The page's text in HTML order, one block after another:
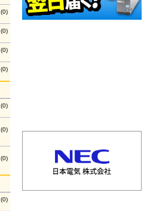
(0)
(0)
(0)
(0)
(0)
(0)
(0)
(0)